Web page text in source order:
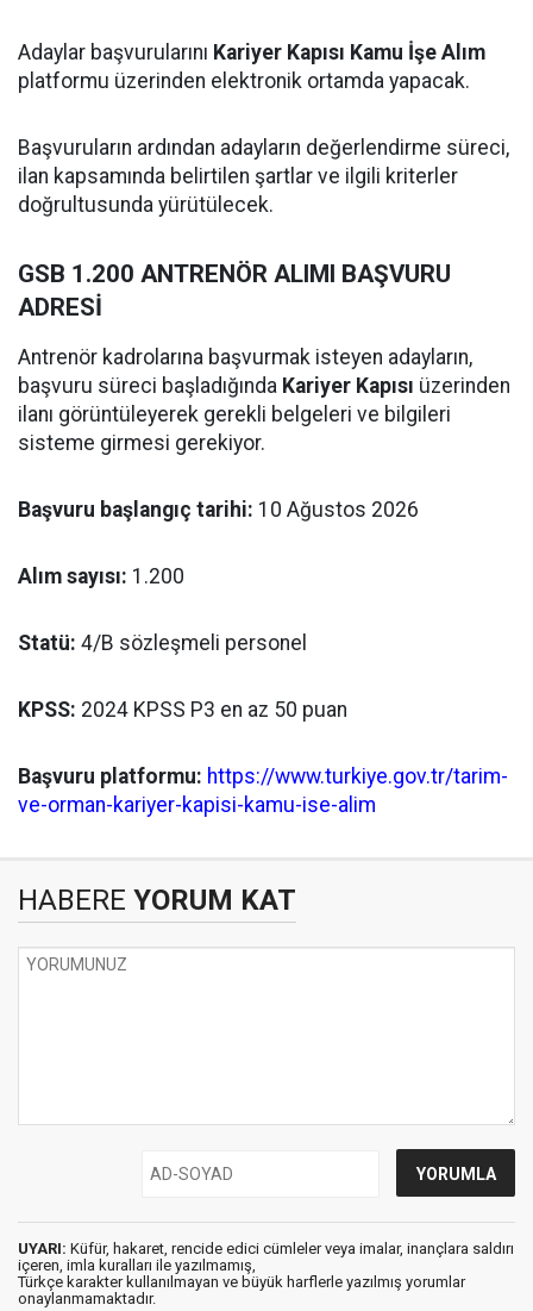
Adaylar başvurularını Kariyer Kapısı Kamu İşe Alım
platformu üzerinden elektronik ortamda yapacak.
Başvuruların ardından adayların değerlendirme süreci,
ilan kapsamında belirtilen şartlar ve ilgili kriterler
doğrultusunda yürütülecek.
GSB 1.200 ANTRENÖR ALIMI BAŞVURU
ADRESİ
Antrenör kadrolarına başvurmak isteyen adayların,
başvuru süreci başladığında Kariyer Kapısı üzerinden
ilanı görüntüleyerek gerekli belgeleri ve bilgileri
sisteme girmesi gerekiyor.
Başvuru başlangıç tarihi: 10 Ağustos 2026
Alım sayısı: 1.200
Statü: 4/B sözleşmeli personel
KPSS: 2024 KPSS P3 en az 50 puan
Başvuru platformu: https://www.turkiye.gov.tr/tarim-
ve-orman-kariyer-kapisi-kamu-ise-alim
HABERE YORUM KAT
UYARI: Küfür, hakaret, rencide edici cümleler veya imalar, inançlara saldırı
içeren, imla kuralları ile yazılmamış,
Türkçe karakter kullanılmayan ve büyük harflerle yazılmış yorumlar
onaylanmamaktadır.